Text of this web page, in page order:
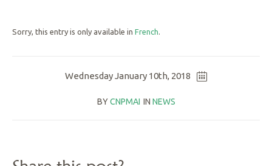
Sorry, this entry is only available in French.
Wednesday January 10th, 2018
BYCNPMAI IN NEWS